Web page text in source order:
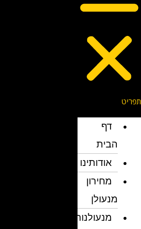
דף
הבית
אודותינו
מחירון
מנעולן
מנעולנות